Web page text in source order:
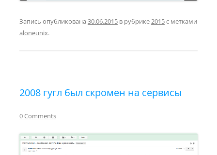
Запись опубликована 30.06.2015 в рубрике2015с метками
aloneunix.
2008 гугл был скромен на сервисы
0 Comments